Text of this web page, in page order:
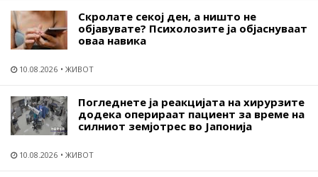
Скролате секој ден, а ништо не
објавувате? Психолозите ја објаснуваат
оваа навика
10.08.2026 ЖИВОТ
Погледнете ја реакцијата на хирурзите
додека оперираат пациент за време на
силниот земјотрес во Јапонија
10.08.2026 ЖИВОТ